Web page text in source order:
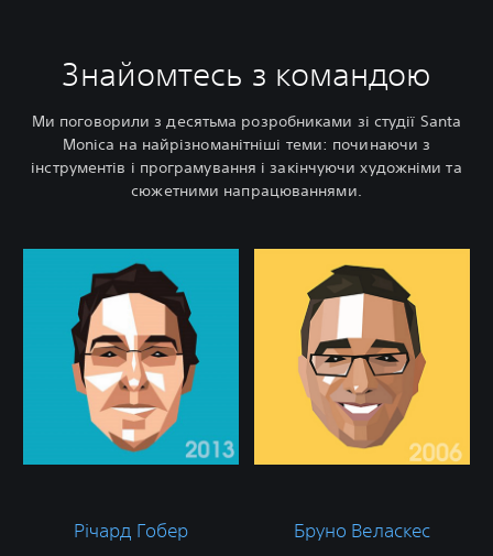
Знайомтесь з командою
Ми поговорили з десятьма розробниками зі студії Santa
Monica на найрізноманітніші теми: починаючи з
інструментів і програмування і закінчуючи художніми та
сюжетними напрацюваннями.
Річард Гобер Бруно Веласкес